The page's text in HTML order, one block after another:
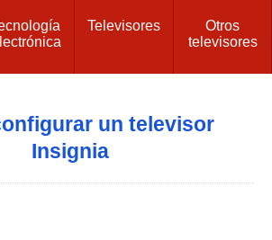
Televisores
Otros
televisores
un televisor
Insignia